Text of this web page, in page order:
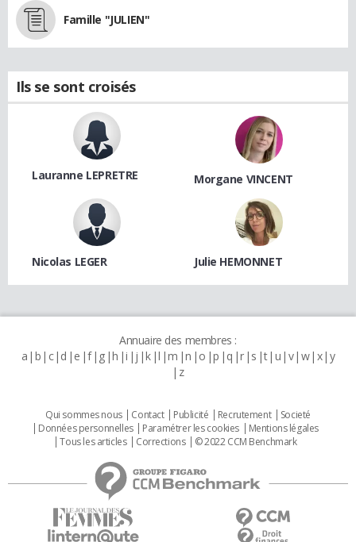
Famille "JULIEN"
Ils se sont croisés
Lauranne LEPRETRE Morgane VINCENT
Nicolas LEGER Julie HEMONNET
Annuaire des membres :
a b c d e f g h i j k l m n o p q r s t u v w x y
z
Qui sommes nous Contact Publicité Recrutement
Societé
Données personnelles
Paramétrer les cookies
Mentions légales
Tous les articles
Corrections © 2022 CCM Benchmark